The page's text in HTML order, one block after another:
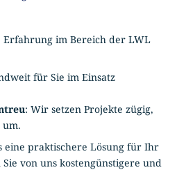
Erfahrung im Bereich der LWL
für Sie im Einsatz
: Wir setzen Projekte zügig,
eine praktischere Lösung für Ihr
von uns kostengünstigere und